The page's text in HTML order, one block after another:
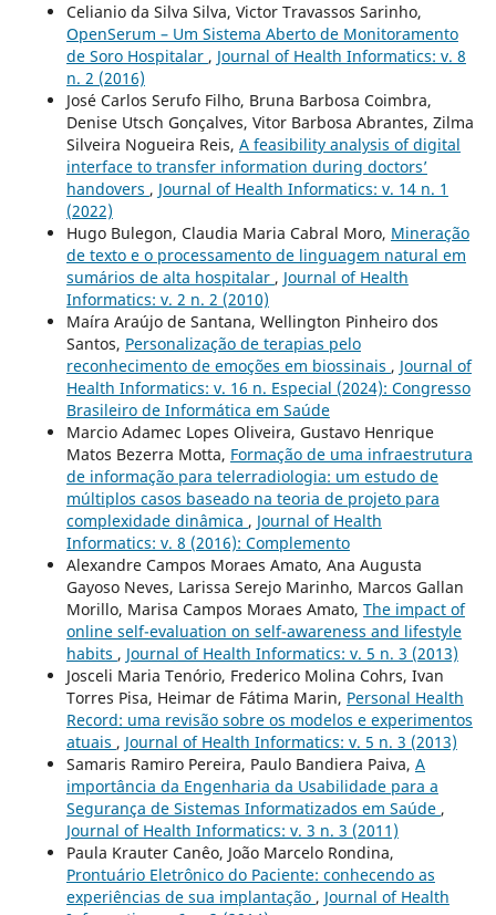
Celianio da Silva Silva, Victor Travassos Sarinho,
OpenSerum – Um Sistema Aberto de Monitoramento
de Soro Hospitalar , Journal of Health Informatics: v. 8
n. 2 (2016)
José Carlos Serufo Filho, Bruna Barbosa Coimbra,
Denise Utsch Gonçalves, Vitor Barbosa Abrantes, Zilma
Silveira Nogueira Reis, A feasibility analysis of digital
interface to transfer information during doctors’
handovers , Journal of Health Informatics: v. 14 n. 1
(2022)
Hugo Bulegon, Claudia Maria Cabral Moro, Mineração
de texto e o processamento de linguagem natural em
sumários de alta hospitalar , Journal of Health
Informatics: v. 2 n. 2 (2010)
Maíra Araújo de Santana, Wellington Pinheiro dos
Santos, Personalização de terapias pelo
reconhecimento de emoções em biossinais , Journal of
Health Informatics: v. 16 n. Especial (2024): Congresso
Brasileiro de Informática em Saúde
Marcio Adamec Lopes Oliveira, Gustavo Henrique
Matos Bezerra Motta, Formação de uma infraestrutura
de informação para telerradiologia: um estudo de
múltiplos casos baseado na teoria de projeto para
complexidade dinâmica , Journal of Health
Informatics: v. 8 (2016): Complemento
Alexandre Campos Moraes Amato, Ana Augusta
Gayoso Neves, Larissa Serejo Marinho, Marcos Gallan
Morillo, Marisa Campos Moraes Amato, The impact of
online self-evaluation on self-awareness and lifestyle
habits , Journal of Health Informatics: v. 5 n. 3 (2013)
Josceli Maria Tenório, Frederico Molina Cohrs, Ivan
Torres Pisa, Heimar de Fátima Marin, Personal Health
Record: uma revisão sobre os modelos e experimentos
atuais , Journal of Health Informatics: v. 5 n. 3 (2013)
Samaris Ramiro Pereira, Paulo Bandiera Paiva, A
importância da Engenharia da Usabilidade para a
Segurança de Sistemas Informatizados em Saúde ,
Journal of Health Informatics: v. 3 n. 3 (2011)
Paula Krauter Canêo, João Marcelo Rondina,
Prontuário Eletrônico do Paciente: conhecendo as
experiências de sua implantação , Journal of Health